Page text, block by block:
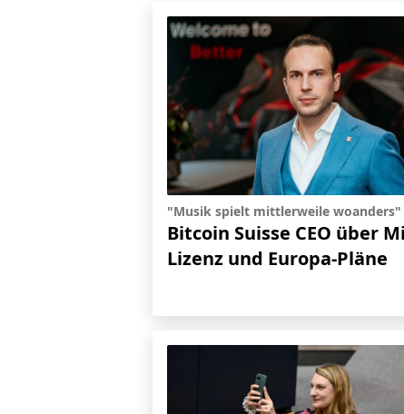
"Musik spielt mittlerweile woanders"
Bitcoin Suisse CEO über
Lizenz und Europa-Pläne